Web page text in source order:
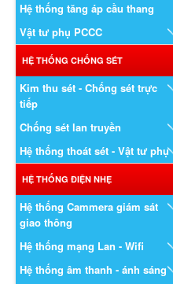
Hệ thống tăng áp cầu thang
Vật tư phụ PCCC
HỆ THỐNG CHỐNG SÉT
Kim thu sét - Chống sét trực
tiếp
Chống sét lan truyền
Hệ thống thoát sét - Vật tư phụ
HỆ THỐNG ĐIỆN NHẸ
Hệ thống Cammera giám sát
giao thông
Hệ thống mạng Lan - Wifi
Hệ thống âm thanh - ánh sáng